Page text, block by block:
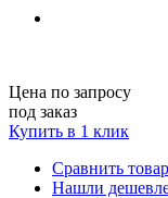
Цена по запросу
под заказ
Купить в 1 клик
Сравнить товар
Нашли